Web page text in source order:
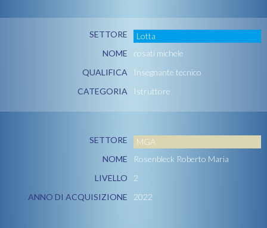
SETTORE
Lotta
NOME
rosati michele
QUALIFICA
Insegnante tecnico
CATEGORIA
Istruttore
SETTORE
MGA
NOME
Rosenbleck Roberto Maria
LIVELLO
2
ANNO DI ACQUISIZIONE
2022